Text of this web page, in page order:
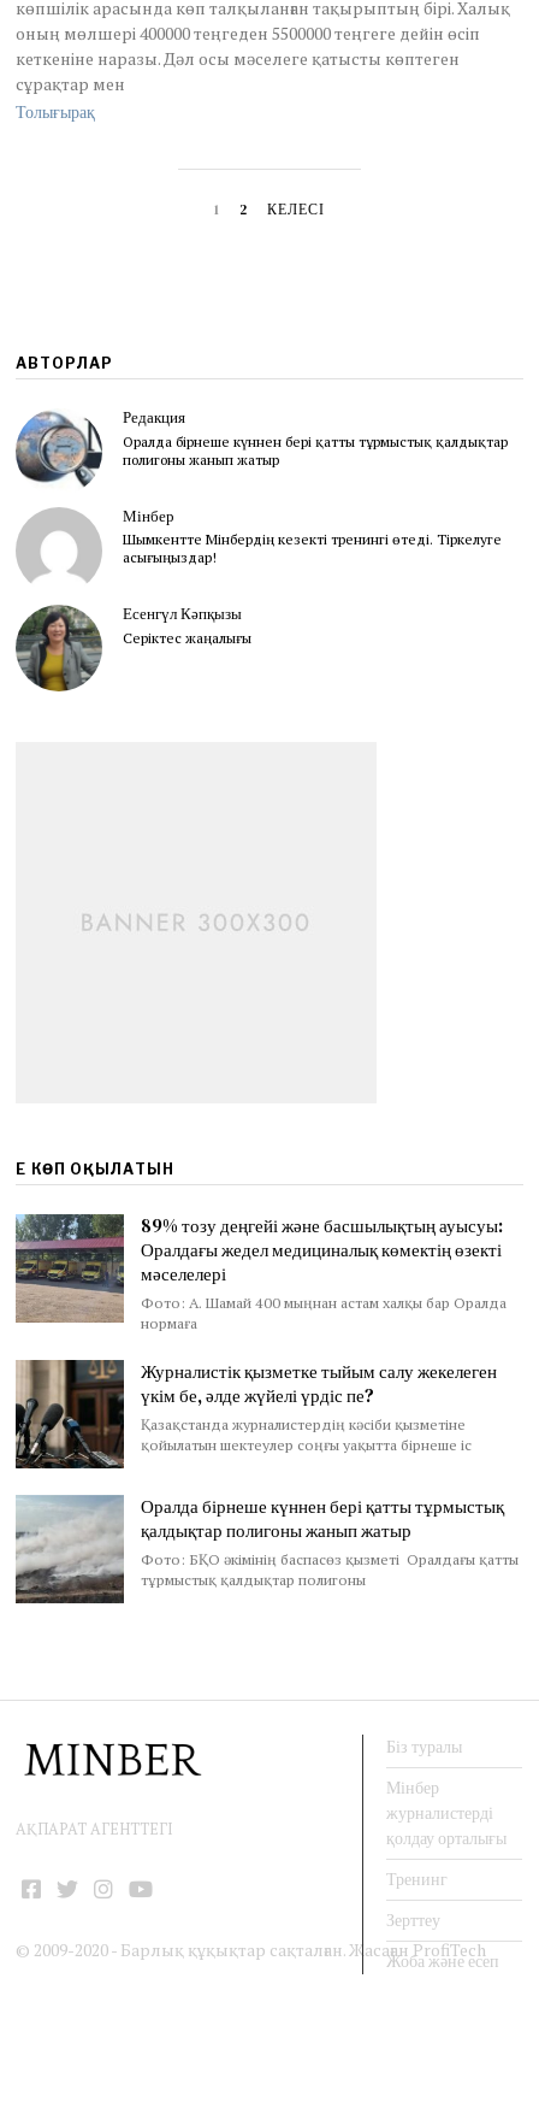
e
r
1
көпшілік арасында көп талқыланған тақырыптың бірі. Халық
оның мөлшері 400000 теңгеден 5500000 теңгеге дейін өсіп
кеткеніне наразы. Дәл осы мәселеге қатысты көптеген
сұрақтар мен
Толығырақ
1 2 КЕЛЕСІ
АВТОРЛАР
Редакция
Оралда бірнеше күннен бері қатты тұрмыстық қалдықтар
полигоны жанып жатыр
Мінбер
Шымкентте Мінбердің кезекті тренингі өтеді. Тіркелуге
асығыңыздар!
Есенгүл Кәпқызы
Серіктес жаңалығы
ЕҢ КӨП ОҚЫЛАТЫН
89% тозу деңгейі және басшылықтың ауысуы:
Оралдағы жедел медициналық көмектің өзекті
мәселелері
Фото: А. Шамай 400 мыңнан астам халқы бар Оралда
нормаға
Журналистік қызметке тыйым салу жекелеген
үкім бе, әлде жүйелі үрдіс пе?
Қазақстанда журналистердің кәсіби қызметіне
қойылатын шектеулер соңғы уақытта бірнеше іс
Оралда бірнеше күннен бері қатты тұрмыстық
қалдықтар полигоны жанып жатыр
Фото: БҚО әкімінің баспасөз қызметі Оралдағы қатты
тұрмыстық қалдықтар полигоны
АҚПАРАТ АГЕНТТЕГІ
© 2009-2020 - Барлық құқықтар сақталған. Жасаған ProfiTech
Біз туралы
Мінбер
журналистерді
қолдау орталығы
Тренинг
Зерттеу
Жоба және есеп